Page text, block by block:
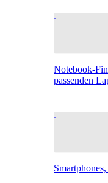
Notebook-
passenden